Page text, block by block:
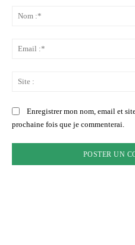
Enregistrer mon nom, email et
prochaine fois que je commenterai.